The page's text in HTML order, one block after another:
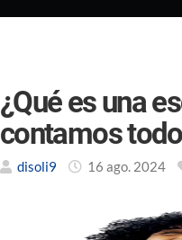
¿Qué es una
contamos
disoli9 16 ago. 2024